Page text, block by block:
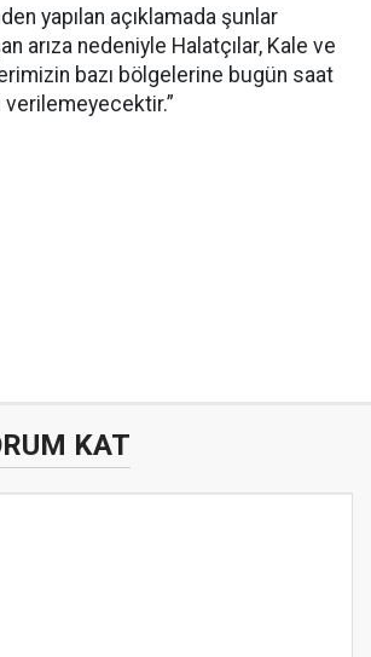
yapılan açıklamada şunlar
arıza nedeniyle Halatçılar, Kale ve
bazı bölgelerine bugün saat
verilemeyecektir.”
KAT